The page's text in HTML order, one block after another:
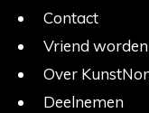
Contact
Vriend worden
Over
Deelnemen